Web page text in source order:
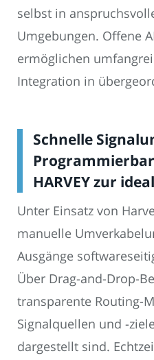
selbst in
Umgebungen. Offene
ermöglichen
Integration in
Schnelle
HARVEY zur
Unter Einsatz von
manuelle
Ausgänge
Über Drag-and-Drop-
transparente Routing-
Signalquellen und -
dargestellt sind.